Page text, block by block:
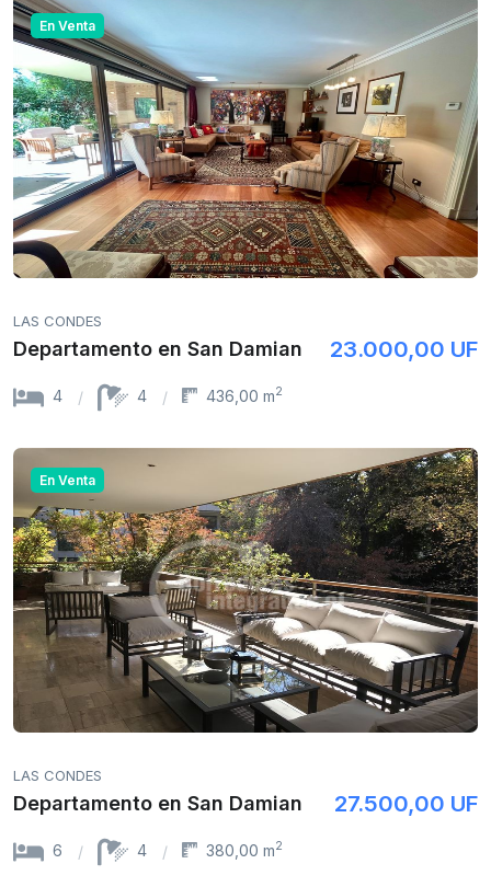
En Venta
LAS CONDES
Departamento en San Damian 23.000,00 UF
4 4 436,00 m2
En Venta
LAS CONDES
Departamento en San Damian 27.500,00 UF
6 4 380,00 m2